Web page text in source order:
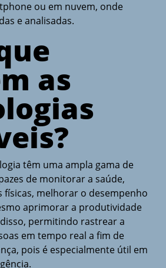
ou em nuvem, onde
e analisadas.
as
têm uma ampla gama de
de monitorar a saúde,
físicas, melhorar o desempenho
aprimorar a produtividade
permitindo rastrear a
em tempo real a fim de
pois é especialmente útil em